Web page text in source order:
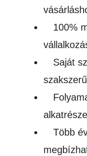
100%
Saját
Több